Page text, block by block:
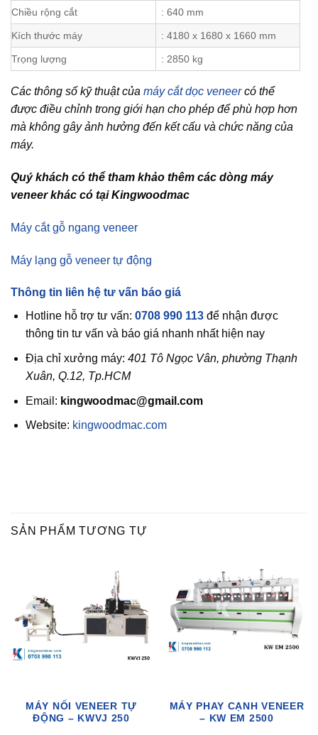
Chiều rộng cắt : 640 mm
Kích thước máy : 4180 x 1680 x 1660 mm
Trọng lượng : 2850 kg
Các thông số kỹ thuật của máy cắt dọc veneercó thể
được điều chỉnh trong giới hạn cho phép để phù hợp hơn
mà không gây ảnh hưởng đến kết cấu và chức năng của
máy.
Quý khách có thể tham khảo thêm các dòng máy
veneer khác có tại Kingwoodmac
Máy cắt gỗ ngang veneer
Máy lạng gỗ veneer tự động
Thông tin liên hệ tư vấn báo giá
Hotline hỗ trợ tư vấn: 0708 990 113để nhận được
thông tin tư vấn và báo giá nhanh nhất hiện nay
Địa chỉ xưởng máy: 401 Tô Ngọc Vân, phường Thạnh
Xuân, Q.12, Tp.HCM
Email: kingwoodmac@gmail.com
Website: kingwoodmac.com
SẢN PHẨM TƯƠNG TỰ
MÁY NỐI VENEER TỰ
ĐỘNG – KWVJ 250
MÁY PHAY CẠNH VENEER
– KW EM 2500